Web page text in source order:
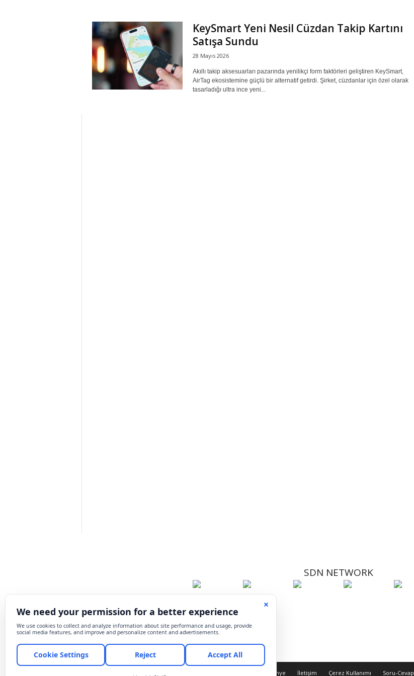
r
i
E
KeySmart Yeni Nesil Cüzdan Takip Kartını
Satışa Sundu
28 Mayıs 2026
Akıllı takip aksesuarları pazarında yenilikçi form faktörleri geliştiren KeySmart,
AirTag ekosistemine güçlü bir alternatif getirdi. Şirket, cüzdanlar için özel olarak
tasarladığı ultra ince yeni...
SDN NETWORK
Künye İletişim Çerez Kullanımı Soru-Cevap